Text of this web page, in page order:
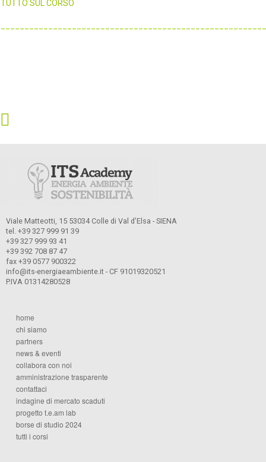
TUTTO SUL CORSO
Viale Matteotti, 15 53034 Colle di Val d'Elsa - SIENA
tel. +39 327 999 91 39
+39 327 999 93 41
+39 392 708 87 47
fax +39 0577 900322
info@its-energiaeambiente.it - CF 91019320521
P.IVA 01314280528
home
chi siamo
partners
news & eventi
collabora con noi
amministrazione trasparente
contattaci
indagine di mercato scaduti
progetto t.e.am lab
borse di studio 2024
tutti i corsi